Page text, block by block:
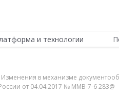
и технологии
в механизме
от 04.04.2017 № ММВ-7-6 283@